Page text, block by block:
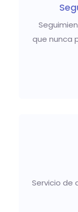
que nunca
Servicio de